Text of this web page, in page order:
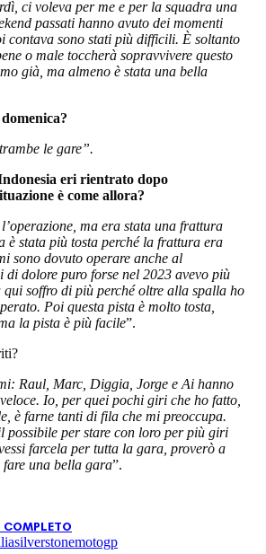
ci voleva per me e per la squadra una
passati hanno avuto dei momenti
contava sono stati più difficili. È soltanto
o male toccherà sopravvivere questo
già, ma almeno è stata una bella
le gare”.
eri rientrato dopo
è come allora?
ma era stata una frattura
è stata più tosta perché la frattura era
sono dovuto operare anche al
dolore puro forse nel 2023 avevo più
soffro di più perché oltre alla spalla ho
Poi questa pista è molto tosta,
la pista è più facile”.
Raul, Marc, Diggia, Jorge e Ai hanno
Io, per quei pochi giri che ho fatto,
è farne tanti di fila che mi preoccupa.
possibile per stare con loro per più giri
farcela per tutta la gara, proverò a
fare una bella gara”.
silverstonemotogp